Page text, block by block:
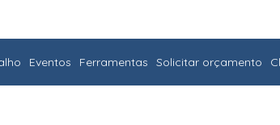
Eventos Ferramentas Solicitar orçamento